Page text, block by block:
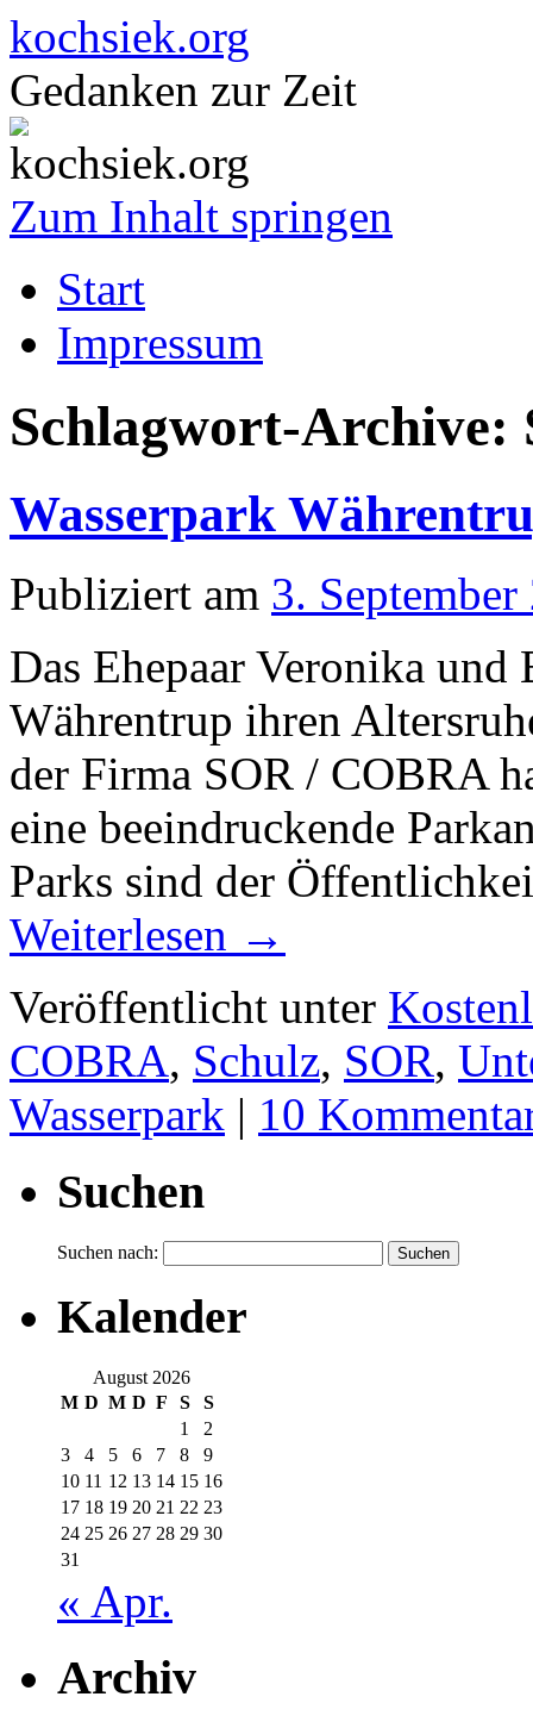
kochsiek.org
Gedanken zur Zeit
Zum Inhalt springen
Start
Impressum
Schlagwort-Archive:
Wasserpark
Publiziert am 3. September
Das Ehepaar Veronika
Währentrup ihren
der Firma SOR / COBRA
eine beeindruckende
Parks sind der
Weiterlesen →
Veröffentlicht unter
COBRA, Schulz, SOR,
Wasserpark | 10
Suchen
Suchen nach:
Kalender
August 2026
M D M D F S
S
1
2
3
4 5 6 7 8
9
10 11 12 13 14 15 16
17 18 19 20 21 22 23
24 25 26 27 28 29 30
31
« Apr.
Archiv